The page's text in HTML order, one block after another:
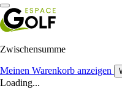
Zwischensumme
Meinen Warenkorb anzeigen
Loading...